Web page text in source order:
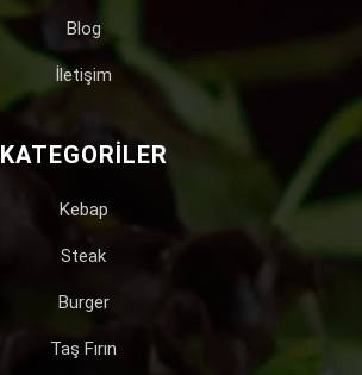
Blog
İletişim
KATEGORILER
Kebap
Steak
Burger
Taş Fırın